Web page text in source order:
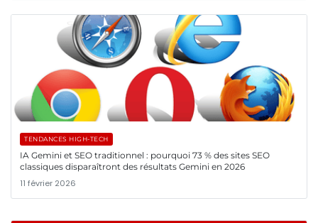
TENDANCES HIGH-TECH
IA Gemini et SEO traditionnel : pourquoi 73 % des sites SEO
classiques disparaîtront des résultats Gemini en 2026
11 février 2026